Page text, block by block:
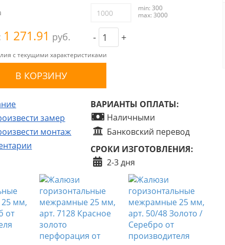
min: 300
max: 3000
1 271.91 руб. - +
с текущими характеристиками
замер
монтаж
ВАРИАНТЫ ОПЛАТЫ:
Наличными
Банковский перевод
СРОКИ ИЗГОТОВЛЕНИЯ:
2-3 дня